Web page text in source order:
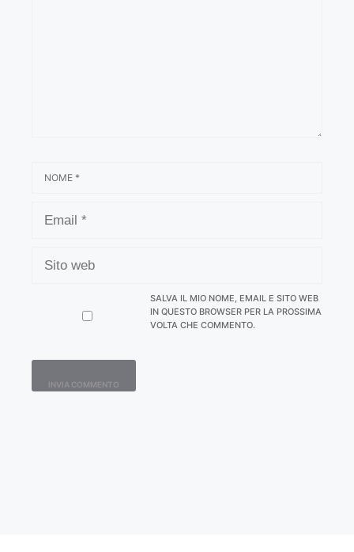
WEB
SALVA IL MIO NOME, EMAIL E SITO WEB
IN QUESTO BROWSER PER LA PROSSIMA
VOLTA CHE COMMENTO.